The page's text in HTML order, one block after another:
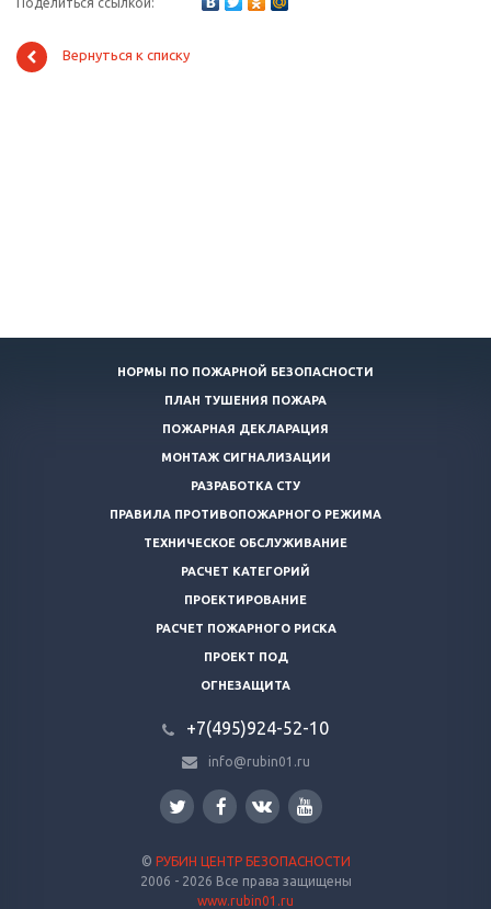
Поделиться ссылкой:
Вернуться к списку
НОРМЫ ПО ПОЖАРНОЙ БЕЗОПАСНОСТИ
ПЛАН ТУШЕНИЯ ПОЖАРА
ПОЖАРНАЯ ДЕКЛАРАЦИЯ
МОНТАЖ СИГНАЛИЗАЦИИ
РАЗРАБОТКА СТУ
ПРАВИЛА ПРОТИВОПОЖАРНОГО РЕЖИМА
ТЕХНИЧЕСКОЕ ОБСЛУЖИВАНИЕ
РАСЧЕТ КАТЕГОРИЙ
ПРОЕКТИРОВАНИЕ
РАСЧЕТ ПОЖАРНОГО РИСКА
ПРОЕКТ ПОД
ОГНЕЗАЩИТА
+7(495)924-52-10
info@rubin01.ru
© РУБИН ЦЕНТР БЕЗОПАСНОСТИ
2006 - 2026 Все права защищены
www.rubin01.ru